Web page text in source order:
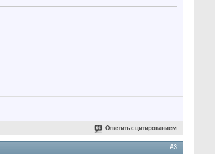
Ответить с цитированием
#3